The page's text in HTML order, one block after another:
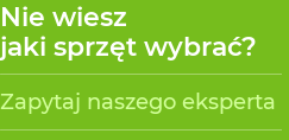
Nie wiesz
jaki sprzęt wybrać?
Zapytaj naszego eksperta